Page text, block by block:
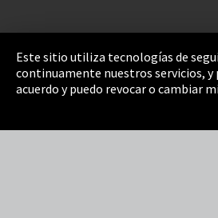
Pie de imprenta
Este sitio utiliza tecnologías de
continuamente nuestros servicios, y
acuerdo y puedo revocar o cambiar